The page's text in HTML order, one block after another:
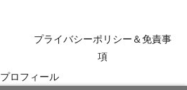
プライバシーポリシー＆免責事
項
プロフィール